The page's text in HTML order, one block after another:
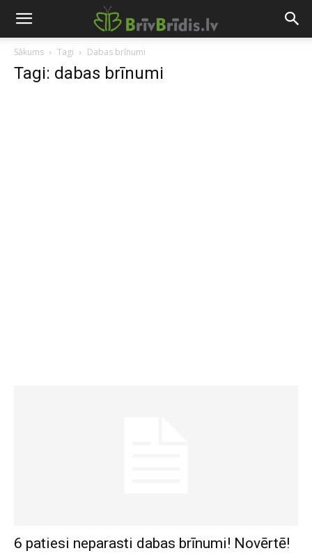
Sākums Tagi Dabas brīnumi
Tagi: dabas brīnumi
6 patiesi neparasti dabas brīnumi! Novērtē!